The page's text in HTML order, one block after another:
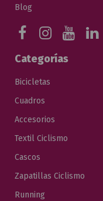
Blog
Categorías
Bicicletas
Cuadros
Accesorios
Textil Ciclismo
Cascos
Zapatillas Ciclismo
Running